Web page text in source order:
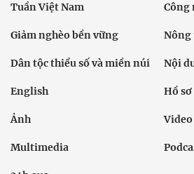
Tuần Việt Nam Công
Giảm nghèo bền vững Nông
Dân tộc thiểu số và miền núi Nội
English Hồ sơ
Ảnh Video
Multimedia